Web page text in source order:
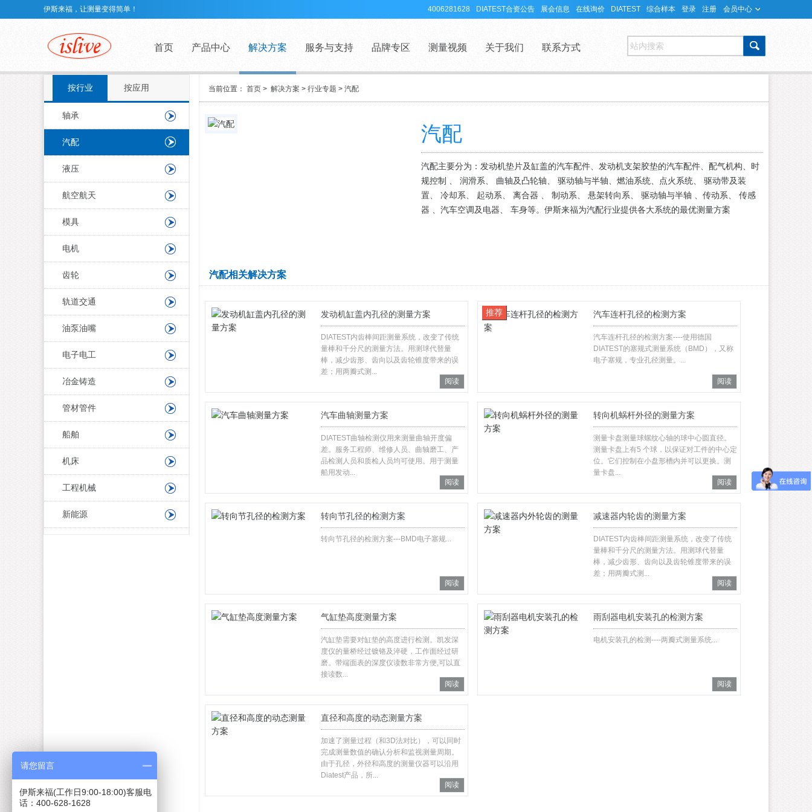
伊斯来福，让测量变得简单！ 4006281628 DIATEST合资公告 展会信息 在线询价 DIATEST 综合样本 登录 注册 会员中心
首页 产品中心 解决方案 服务与支持 品牌专区 测量视频 关于我们 联系方式 站内搜索
按行业 按应用
轴承
汽配
液压
航空航天
模具
电机
齿轮
轨道交通
油泵油嘴
电子电工
冶金铸造
管材管件
船舶
机床
工程机械
新能源
当前位置： 首页 > 解决方案 > 行业专题 > 汽配
汽配
汽配主要分为：发动机垫片及缸盖的汽车配件、发动机支架胶垫的汽车配件、配气机构、时
规控制 、 润滑系、 曲轴及凸轮轴、 驱动轴与半轴、燃油系统、点火系统、 驱动带及装
置、 冷却系、 起动系、 离合器 、 制动系、 悬架转向系、 驱动轴与半轴 、传动系、 传感
器 、汽车空调及电器、 车身等。伊斯来福为汽配行业提供各大系统的最优测量方案
汽配相关解决方案
发动机缸盖内孔径的测量方案
DIATEST内齿棒间距测量系统，改变了传统
量棒和千分尺的测量方法。用测球代替量
棒，减少齿形、齿向以及齿轮锥度带来的误
差；用两瓣式测...
阅读
汽车连杆孔径的检测方案
汽车连杆孔径的检测方案----使用德国
DIATEST的塞规式测量系统（BMD），又称
电子塞规，专业孔径测量。...
阅读
推荐
汽车曲轴测量方案
DIATEST曲轴检测仪用来测量曲轴开度偏
差。服务工程师、维修人员、曲轴磨工、产
品检测人员和质检人员均可使用。用于测量
船用发动...
阅读
转向机蜗杆外径的测量方案
测量卡盘测量球螺纹心轴的球中心圆直径。
测量卡盘上有5 个球，以保证对工件的中心定
位。它们控制在小盘形槽内并可以更换。测
量卡盘...
阅读
转向节孔径的检测方案
转向节孔径的检测方案---BMD电子塞规...
阅读
减速器内轮齿的测量方案
DIATEST内齿棒间距测量系统，改变了传统
量棒和千分尺的测量方法。用测球代替量
棒，减少齿形、齿向以及齿轮锥度带来的误
差；用两瓣式测...
阅读
气缸垫高度测量方案
汽缸垫需要对缸垫的高度进行检测。凯发深
度仪的量桥经过镀铬及淬硬，工作面经过研
磨。带端面表的深度仪读数非常方便,可以直
接读数...
阅读
雨刮器电机安装孔的检测方案
电机安装孔的检测----两瓣式测量系统...
阅读
直径和高度的动态测量方案
加速了测量过程（和3D法对比），可以同时
完成测量数值的确认分析和监视测量周期。
由于孔径，外径和高度的测量仪器可以沿用
Diatest产品，所...
阅读
请您留言
伊斯来福(工作日9:00-18:00)客服电
话：400-628-1628